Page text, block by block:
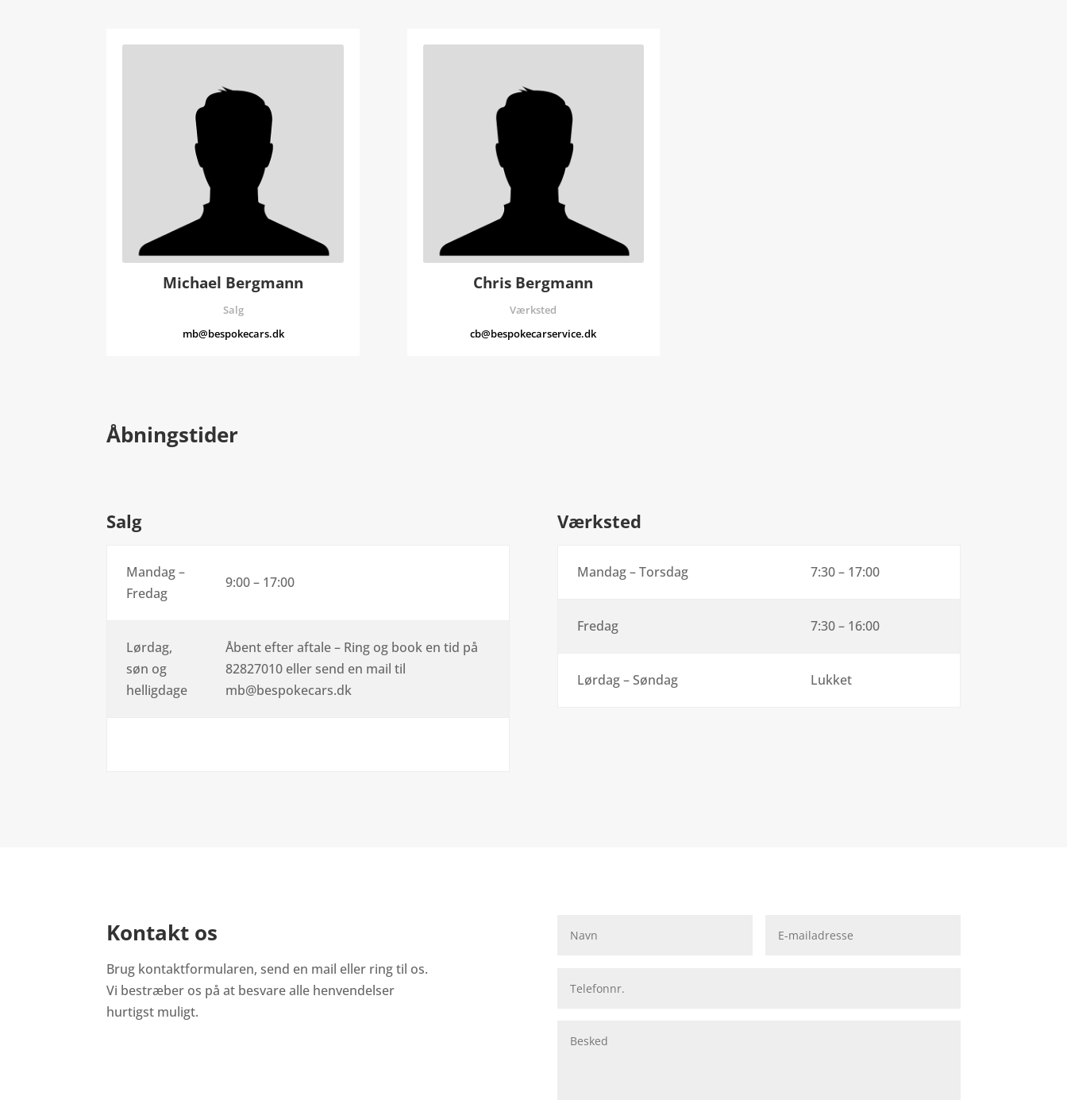
Michael Bergmann
Salg
mb@bespokecars.dk
Chris Bergmann
Værksted
cb@bespokecarservice.dk
Åbningstider
Salg
Mandag –
Fredag
9:00 – 17:00
Lørdag,
søn og
helligdage
Åbent efter aftale – Ring og book en tid på
82827010 eller send en mail til
mb@bespokecars.dk
Værksted
Mandag – Torsdag 7:30 – 17:00
Fredag 7:30 – 16:00
Lørdag – Søndag Lukket
Kontakt os
Brug kontaktformularen, send en mail eller ring til os.
Vi bestræber os på at besvare alle henvendelser
hurtigst muligt.